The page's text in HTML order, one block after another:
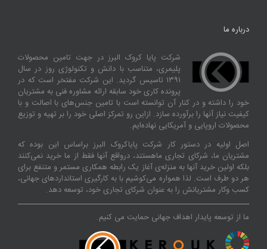
درباره ما
شرکت پایا کروک البرز در جهت تامین محصولات
پلیمری، متناسب با دانش و تکنولوژی روز در سال
۱۳۹۱ تاسیس گردید. این شرکت مفتخر است که در
پرونده کاری خود سابقه ارائه مشاوره فنی به مشتریان
خود را داشته و در کنار آن توانسته‌ است با تامین جنس‌های با اصالت و با
کیفیت نیاز آنها را برآورده سازد. ازاین‌ رو تمرکز اصلی خود را بر تهیه و توزیع
محصولات اروپایی و آمریکایی نهاده‌ایم.
اصل اولیه در دستور کار شرکت پایاکروک البرز براساس این بوده که
مشتریان ما، شرکای تجاری ماهستند، درواقع آنها فقط از ما خرید نمی‌کنند
بلکه اولین خرید آنها به منزله‌ی آغاز یک رابطه همکاری مستمر و متنفع برای
هر دو طرف است. لذا همواره می‌کوشیم با به کارگیری استانداردهای جهانی،
کسب‌ و‌کار مشتریانش را به عنوان شرکای تجاری خود، توسعه دهد.
ما از توسعه پایدار اهداف جهانی حمایت می کنیم.